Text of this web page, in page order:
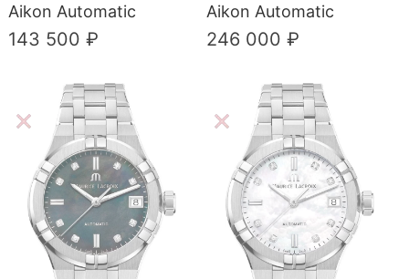
Aikon Automatic
143 500 ₽
Aikon Automatic
246 000 ₽